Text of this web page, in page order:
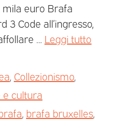
euro Brafa
3 Code all’ingresso,
… Leggi tutto
Collezionismo
e cultura
brafa bruxelles